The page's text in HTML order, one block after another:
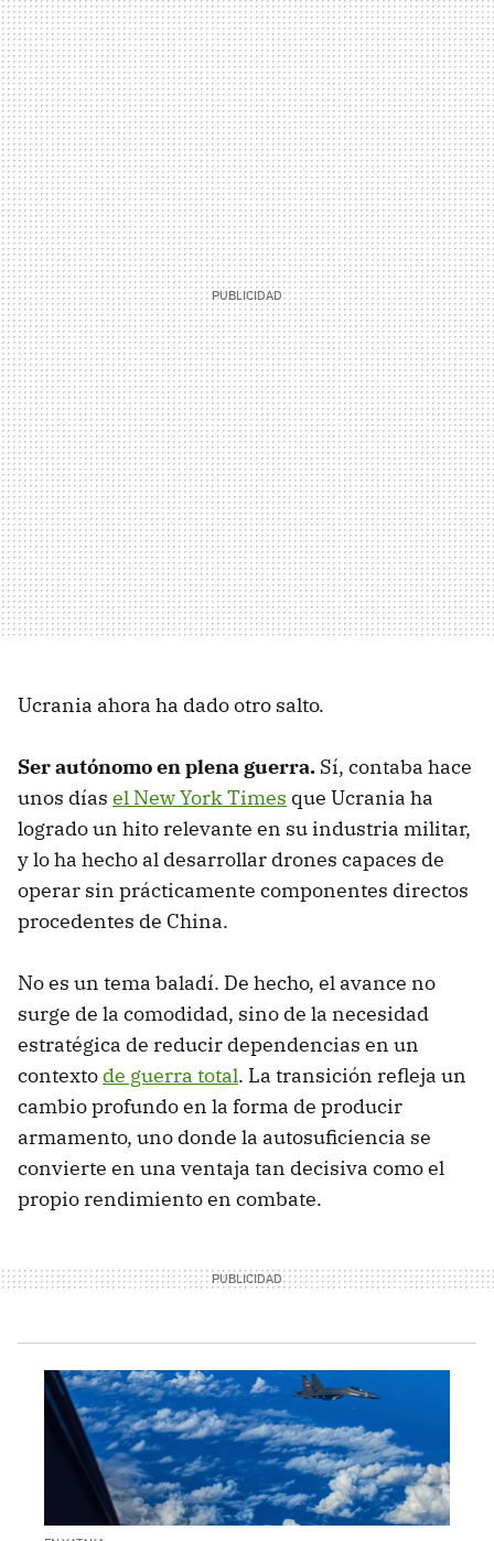
Ucrania ahora ha dado otro salto.
Ser autónomo en plena guerra. Sí, contaba hace
unos días el New York Times que Ucrania ha
logrado un hito relevante en su industria militar,
y lo ha hecho al desarrollar drones capaces de
operar sin prácticamente componentes directos
procedentes de China.
No es un tema baladí. De hecho, el avance no
surge de la comodidad, sino de la necesidad
estratégica de reducir dependencias en un
contexto de guerra total. La transición refleja un
cambio profundo en la forma de producir
armamento, uno donde la autosuficiencia se
convierte en una ventaja tan decisiva como el
propio rendimiento en combate.